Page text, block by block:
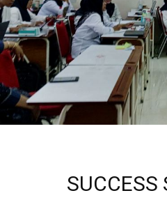
SUCCESS